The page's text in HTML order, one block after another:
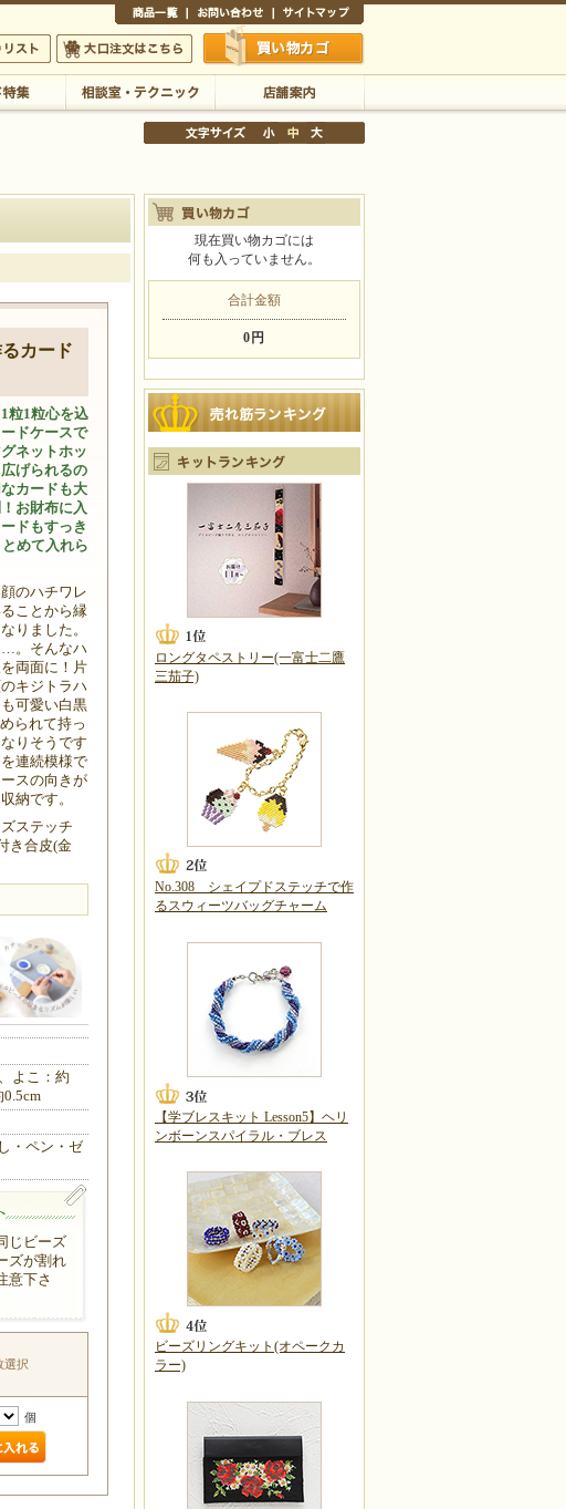
たします
ト 大口注文はこちら 買い物かご
店舗案内
カード
粒1粒心を込
ドケースで
ネットホッ
げられるの
カードも大
お財布に入
ドもすっき
めて入れら
のハチワレ
ことから縁
りました。
…。そんなハ
両面に！片
キジトラハ
可愛い白黒
られて持っ
りそうです
連続模様で
スの向きが
納です。
ステッチ
き合皮(金
よこ：約
0.5cm
・ペン・ゼ
じビーズ
ズが割れ
意下さ
選択
個
現在買い物カゴには
何も入っていません。
合計金額
0円
ロングタペストリー(一富士二鷹
三茄子)
No.308 シェイプドステッチで作
るスウィーツバッグチャーム
【学ブレスキット Lesson5】ヘリ
ンボーンスパイラル・ブレス
ビーズリングキット(オペークカ
ラー)